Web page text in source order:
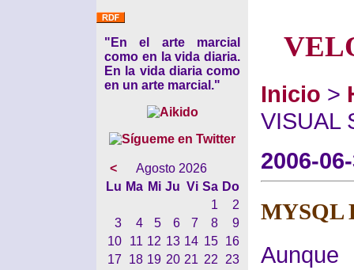
"En el arte marcial
como en la vida diaria.
En la vida diaria como
en un arte marcial."
<
Agosto 2026
Lu Ma Mi Ju Vi Sa Do
1
2
3
4 5 6 7 8
9
10
11 12 13 14 15
16
17
18 19 20 21 22
23
Inicio >
VISUAL
2006-
MYSQL
Aunque